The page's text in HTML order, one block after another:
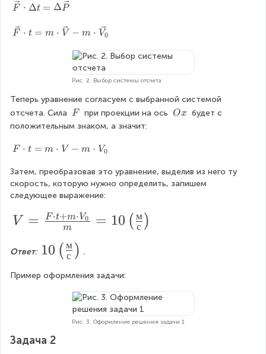
P
=
t
\
v
c
V
}
\
e
c
d
o
\
el
t
a
=
el
a
{
F ⋅ Δt = ΔP
\
}
\
c
o
t
=
m
c
t
v
}
F ⋅ t = m ⋅ V − m ⋅ V0
Рис. 2. Выбор системы отсчета
Теперь уравнение согласуем с выбранной системой
отсчета. Сила \
\
F при проекции на ось \
Ox будет с
положительным знаком, а значит:
F
c
d
o
t
\
d
m
F ⋅ t = m ⋅ V − m ⋅ V0
Затем, преобразовав это уравнение, выделив из него ту
скорость, которую нужно определить, запишем
следующее выражение:
V
\f
r
F
V = m
F ⋅t+m⋅V0 = 10 ( с
м )
Ответ: 1
\
t
10 ( с
м ) .
Пример оформления задачи:
Рис. 3. Оформление решения задачи 1
Задача 2